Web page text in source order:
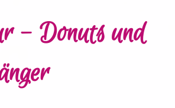
- Donuts und